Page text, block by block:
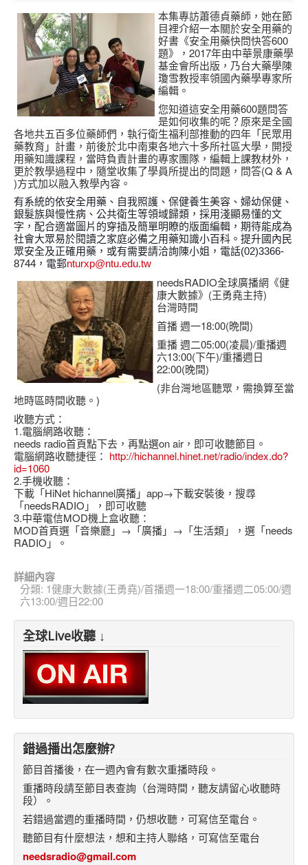
本集專訪蕭德貞藥師，她在節
目裡介紹一本關於安全用藥的
好書《安全用藥快問快答600
題》，2017年由中華景康藥學
基金會所出版，乃台大藥學陳
瓊雪教授率領國內藥學專家所
編輯。
您知道這安全用藥600題問答
是如何收集的呢？原來是全國
各地共五百多位藥師們，執行衛生福利部推動的四年「民眾用
藥教育」計畫，前後於北中南東各地六十多所社區大學，開授
用藥知識課程，當時負責計畫的專家團隊，編輯上課教材外，
更於教學過程中，隨堂收集了學員所提出的問題，問答(Q & A
)方式加以融入教學內容。
有系統的依安全用藥、自我照護、保健養生美容、婦幼保健、
銀髮族與慢性病、公共衛生等領域歸類，採用淺顯易懂的文
字，配合適當圖片的穿插及簡單明瞭的版面編輯，期待能成為
社會大眾易於閱讀之家庭必備之用藥知識小百科。提升國內民
眾安全及正確用藥，或有需要請洽詢陳小姐，電話(02)3366-
8744，電郵nturxp@ntu.edu.tw
needsRADIO全球廣播網《健
康大數據》(王勇堯主持)
台灣時間
首播 週一18:00(晩間)
重播 週二05:00(凌晨)/重播週
六13:00(下午)/重播週日
22:00(晚間)
(非台灣地區聽眾，需換算至當
地時區時間收聽。)
收聽方式：
1.電腦網路收聽：
needs radio首頁點下去，再點選on air，即可收聽節目。
電腦網路收聽捷徑： http://hichannel.hinet.net/radio/index.do?
id=1060
2.手機收聽：
下載「HiNet hichannel廣播」app→下載安裝後，搜尋
「needsRADIO」，即可收聽
3.中華電信MOD機上盒收聽：
MOD首頁選「音樂廳」→「廣播」→「生活類」，選「needs
RADIO」。
詳細內容
分類: 1健康大數據(王勇堯)/首播週一18:00/重播週二05:00/週
六13:00/週日22:00
全球Live收聽 ↓
錯過播出怎麼辦?
節目首播後，在一週內會有數次重播時段。
重播時段請至節目表查詢（台灣時間，聽友請留心收聽時
段）。
若錯過當週的重播時間，仍想收聽，可寫信至電台。
聽節目有什麼想法，想和主持人聯絡，可寫信至電台
needsradio@gmail.com